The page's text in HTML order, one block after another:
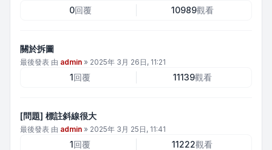
0回覆 10989觀看
關於拆圖
最後發表 由 admin » 2025年 3月 26日, 11:21
1回覆 11139觀看
[問題] 標註斜線很大
最後發表 由 admin » 2025年 3月 25日, 11:41
1回覆 11222觀看